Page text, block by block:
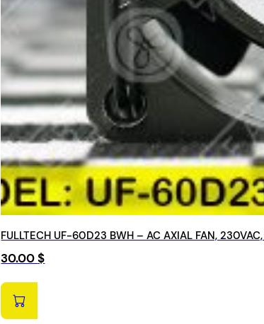
FULLTECH UF-60D23 BWH – AC AXIAL FAN,
30.00$